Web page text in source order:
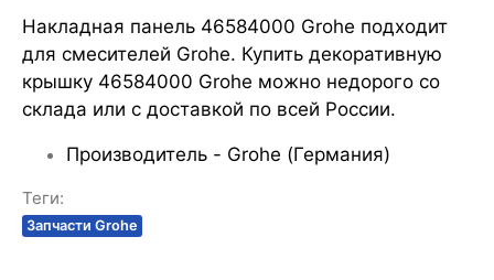
Накладная панель 46584000 Grohe подходит
для смесителей Grohe. Купить декоративную
крышку 46584000 Grohe можно недорого со
склада или с доставкой по всей России.
Производитель - Grohe (Германия)
Теги:
Запчасти Grohe